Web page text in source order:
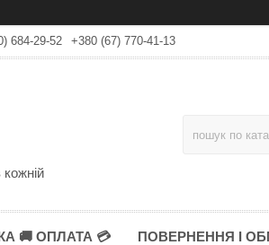
684-29-52 +380 (67) 770-41-13
🚚 ОПЛАТА 💳 ПОВЕРНЕННЯ І